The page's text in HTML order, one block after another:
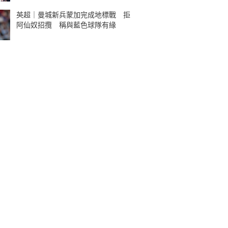
英超｜曼城新兵蒙加完成地標戰 拒
阿仙奴招攬 稱與藍色球隊有緣